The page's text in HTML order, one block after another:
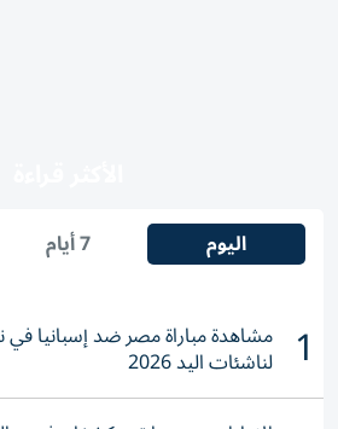
اليوم 7 أيام
1 مشاهدة مباراة مصر ضد إسبانيا
لناشئات اليد 2026